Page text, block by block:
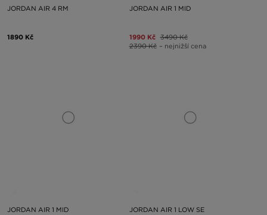
JORDAN AIR 4 RM
1890 Kč
JORDAN AIR 1 MID
1990 Kč 3490 Kč
2390 Kč – nejnižší cena
JORDAN AIR 1 MID JORDAN AIR 1 LOW SE